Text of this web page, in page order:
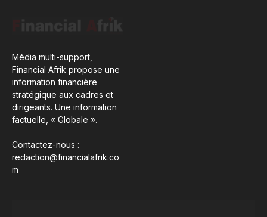
Média multi-support,
Financial Afrik propose une
information financière
stratégique aux cadres et
dirigeants. Une information
factuelle, « Globale ».
Contactez-nous :
redaction@financialafrik.co
m